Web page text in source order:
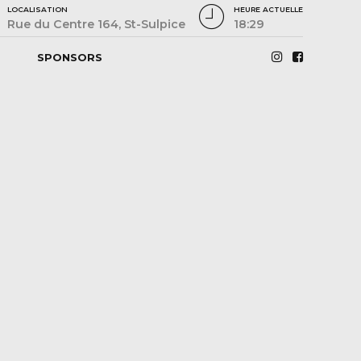
HEURE ACTUELLE
18:29
LOCALISATION
Rue du Centre 164, St-Sulpice
SPONSORS